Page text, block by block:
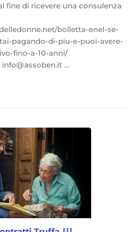
fine di ricevere una consulenza
bolletta-enel-se-
pagando-di-piu-e-puoi-avere-
fino-a-10-anni/
…